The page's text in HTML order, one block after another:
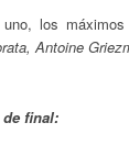
los
Antoine
final: